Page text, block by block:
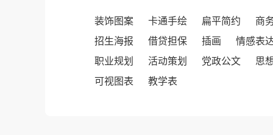
装饰图案 卡通手绘 扁平简约
商
招生海报
借贷担保 插画
情感表
职业规划
活动策划 党政公文
思
可视图表
教学表